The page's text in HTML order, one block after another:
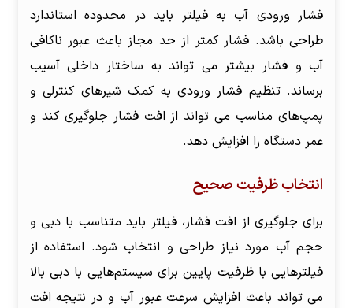
فشار ورودی آب به فیلتر باید در محدوده استاندارد
طراحی باشد. فشار کمتر از حد مجاز باعث عبور ناکافی
آب و فشار بیشتر می تواند به ساختار داخلی آسیب
برساند. تنظیم فشار ورودی به کمک شیرهای کنترلی و
پمپ‌های مناسب می تواند از افت فشار جلوگیری کند و
عمر دستگاه را افزایش دهد.
انتخاب ظرفیت صحیح
برای جلوگیری از افت فشار، فیلتر باید متناسب با دبی و
حجم آب مورد نیاز طراحی و انتخاب شود. استفاده از
فیلترهایی با ظرفیت پایین برای سیستم‌هایی با دبی بالا
می تواند باعث افزایش سرعت عبور آب و در نتیجه افت